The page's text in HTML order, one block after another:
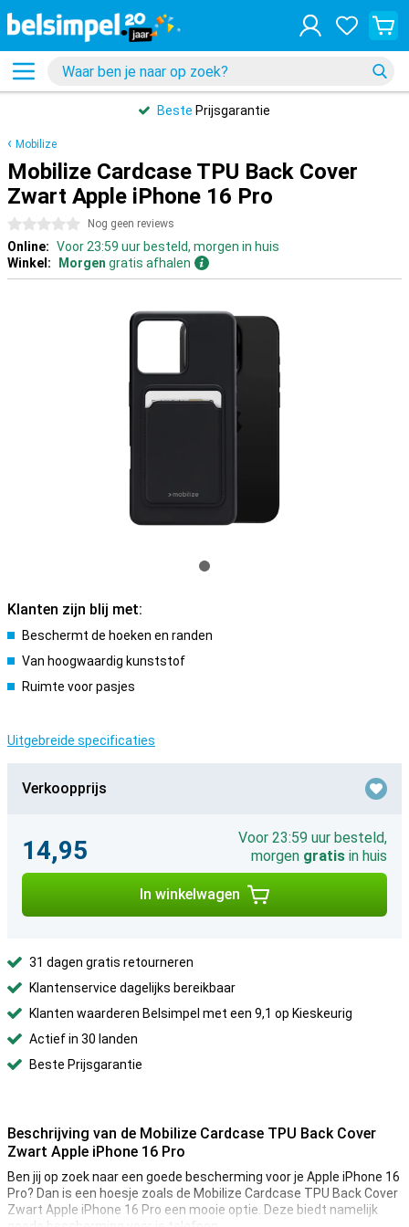
Beste Prijsgarantie
Mobilize
Mobilize Cardcase TPU Back Cover
Zwart Apple iPhone 16 Pro
0 sterren Nog geen reviews
Online: Voor 23:59 uur besteld, morgen in huis
Winkel:
Morgen gratis afhalen
Klanten zijn blij met:
Beschermt de hoeken en randen
Van hoogwaardig kunststof
Ruimte voor pasjes
Uitgebreide specificaties
Verkoopprijs
14,95
Voor 23:59 uur besteld,
morgen gratis in huis
In winkelwagen
31 dagen gratis retourneren
Klantenservice dagelijks bereikbaar
Klanten waarderen Belsimpel met een 9,1 op Kieskeurig
Actief in 30 landen
Beste Prijsgarantie
Beschrijving van de Mobilize Cardcase TPU Back Cover
Zwart Apple iPhone 16 Pro
Ben jij op zoek naar een goede bescherming voor je Apple iPhone 16
Pro? Dan is een hoesje zoals de Mobilize Cardcase TPU Back Cover
Zwart Apple iPhone 16 Pro een mooie optie. Deze biedt namelijk